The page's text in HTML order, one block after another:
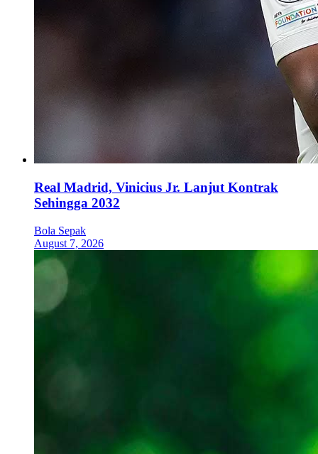
Real Madrid, Vinicius Jr. Lanjut Kontrak
Sehingga 2032
Bola Sepak
August 7, 2026